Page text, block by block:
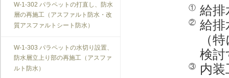
の伝搬を防止する措置
V-3-304 大便器からの音・振動の伝
V-3-305 防振構造の自動ドアへの交
換
T-1-006 建具の反直し・取替え
T-1-008 建具上桟削り調整
W-1-302 パラペットの打直し、防水
層の再施工（アスファルト防水・改
質アスファルトシート防水）
W-1-303 パラペットの水切り設置、
防水層立上り部の再施工（アスファ
ルト防水）
① 給排
② 給排
（
検討
③ 内